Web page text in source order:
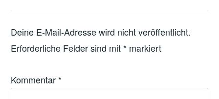
Deine E-Mail-Adresse wird nicht veröffentlicht.
Erforderliche Felder sind mit * markiert
Kommentar *